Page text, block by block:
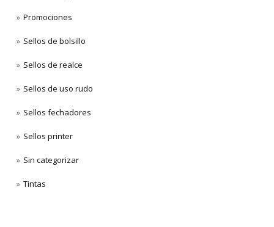
Promociones
Sellos de bolsillo
Sellos de realce
Sellos de uso rudo
Sellos fechadores
Sellos printer
Sin categorizar
Tintas